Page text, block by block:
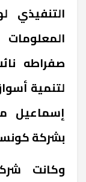
التنفيذي
صفراطه
لتنمية
إسماعيل
بشركة